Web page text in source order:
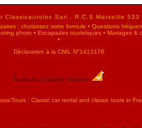
Classicautoloc Sarl . R.C.S Marseille 533
: choisissez votre formule • Questions
photo • Escapades touristiques• Mariages &
•
Déclaration à la CNIL N°1413176
Dobeuliou Création Internet
: Classic car rental and classic tours in